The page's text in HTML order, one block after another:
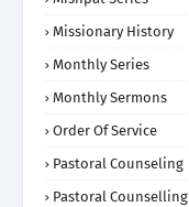
Missionary History
Monthly Series
Monthly Sermons
Order Of Service
Pastoral Counseling
Pastoral Counselling